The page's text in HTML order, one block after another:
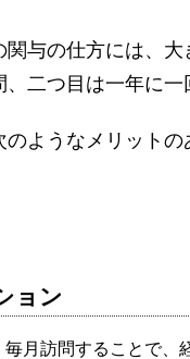
与の仕方には、大
二つ目は一年に
ようなメリットの
ョン
月訪問することで、